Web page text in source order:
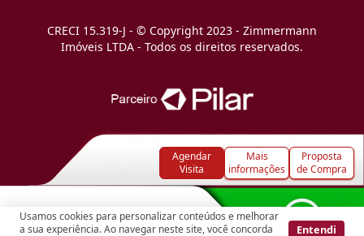
Usamos cookies para personalizar conteúdos e melhorar
a sua experiência. Ao navegar neste site, você concorda
Entendi
Agendar
Visita
Mais
informações
Proposta
de Compra
CRECI 15.319-J - © Copyright 2023 - Zimmermann
Imóveis LTDA - Todos os direitos reservados.